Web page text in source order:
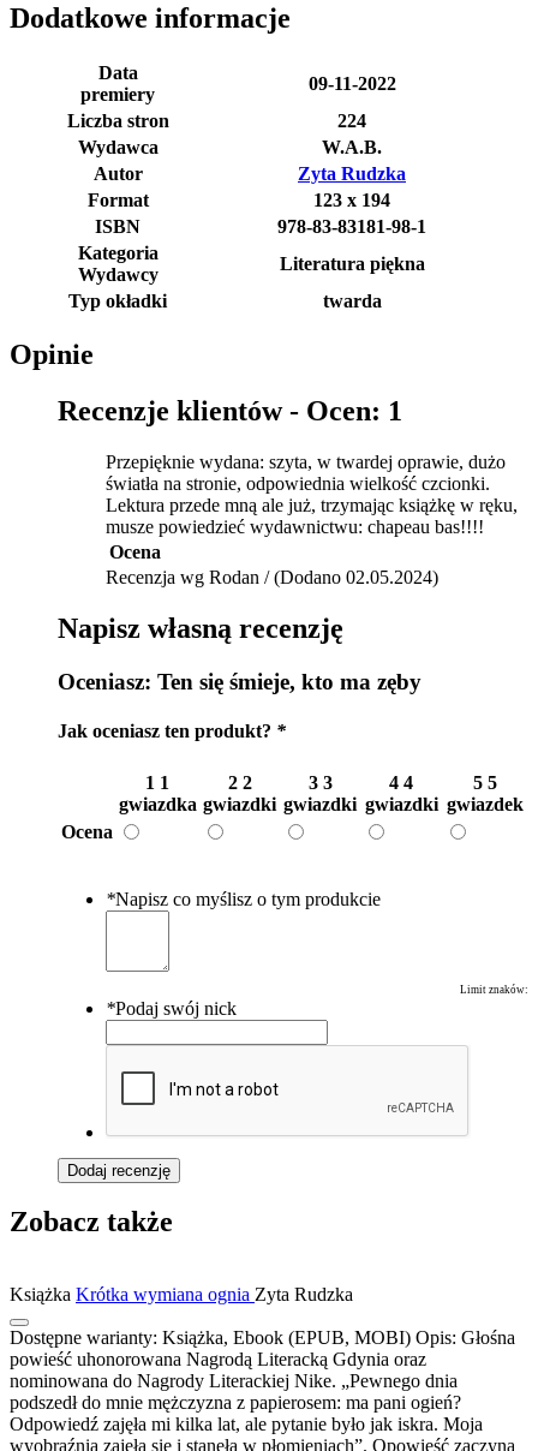
Dodatkowe informacje
Data
premiery
09-11-2022
Liczba stron
224
Wydawca
W.A.B.
Autor
Zyta Rudzka
Format
123 x 194
ISBN
978-83-83181-98-1
Kategoria
Wydawcy
Literatura piękna
Typ okładki
twarda
Opinie
Recenzje klientów - Ocen: 1
Przepięknie wydana: szyta, w twardej oprawie, dużo
światła na stronie, odpowiednia wielkość czcionki.
Lektura przede mną ale już, trzymając książkę w ręku,
musze powiedzieć wydawnictwu: chapeau bas!!!!
Ocena
Recenzja wg Rodan / (Dodano 02.05.2024)
Napisz własną recenzję
Oceniasz: Ten się śmieje, kto ma zęby
Jak oceniasz ten produkt? *
1 1
gwiazdka
2 2
gwiazdki
3 3
gwiazdki
4 4
gwiazdki
5 5
gwiazdek
Ocena
*Napisz co myślisz o tym produkcie
Limit znaków:
*Podaj swój nick
Dodaj recenzję
Zobacz także
Książka Krótka wymiana ognia Zyta Rudzka
Dostępne warianty: Książka, Ebook (EPUB, MOBI) Opis: Głośna
powieść uhonorowana Nagrodą Literacką Gdynia oraz
nominowana do Nagrody Literackiej Nike. „Pewnego dnia
podszedł do mnie mężczyzna z papierosem: ma pani ogień?
Odpowiedź zajęła mi kilka lat, ale pytanie było jak iskra. Moja
wyobraźnia zajęła się i stanęła w płomieniach”. Opowieść zaczyna